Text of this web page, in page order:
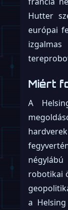
Hutter
európai
Miért
A
robotikai
a